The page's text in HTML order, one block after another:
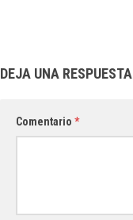
DEJA UNA RESPUESTA
Comentario *